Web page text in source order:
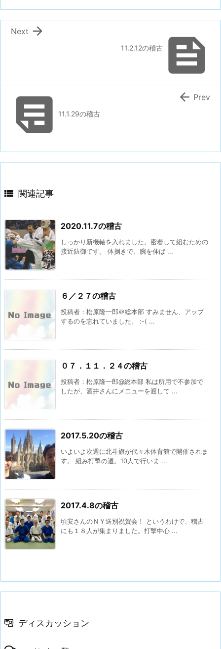

11.2.12の稽古

Next
11.1.29の稽古
 Prev
 関連記事
2020.11.7の稽古
しっかり新機軸を入れました。密着して組むための
接近防御です。 体捌きで、腕を伸ば ...
６／２７の稽古
投稿者：松原隆一郎＠総本部 すみません、アップ
するのを忘れていました。 :-( ...
０７．１１．２４の稽古
投稿者：松原隆一郎@総本部 私は所用で不参加で
したが、酒井さんにメニューを渡して ...
2017.5.20の稽古
いよいよ次週に北斗旗が代々木体育館で開催されま
す。 組み打撃の週。10人で行いま ...
2017.4.8の稽古
頃安さんのＮＹ送別祝賀会！ というわけで、稽古
にも１８人が集まりました。打撃中心 ...
ディスカッション